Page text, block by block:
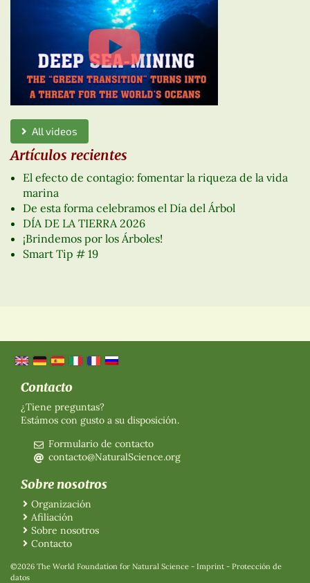
All videos
Artículos recientes
El efecto de contagio: fomentar la riqueza de la vida
marina
De esta forma celebramos el Día del Árbol
DÍA DE LA TIERRA 2026
¡Brindemos por los Árboles!
Smart Tip # 19
Contacto
¿Tiene preguntas?
Estámos con gusto a su disposición.
Formulario de contacto
contacto@NaturalScience.org
Sobre nosotros
Organización
Afiliación
Sobre nosotros
Contacto
©2026 The World Foundation for Natural Science - Imprint - Protección de
datos